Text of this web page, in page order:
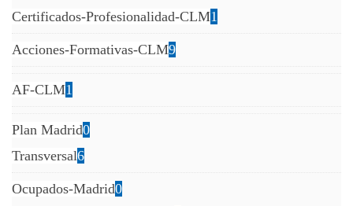
Certificados-Profesionalidad-CLM1
Acciones-Formativas-CLM9
AF-CLM1
Plan Madrid0
Transversal6
Ocupados-Madrid0